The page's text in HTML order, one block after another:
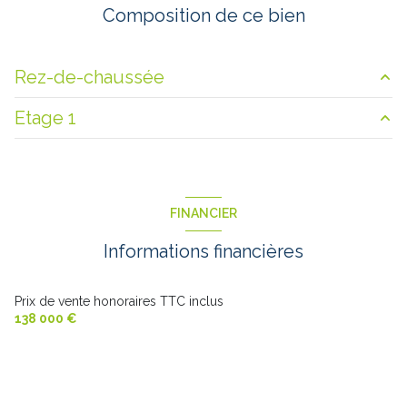
Composition de ce bien
Rez-de-chaussée
entrée
Etage 1
buanderie
FINANCIER
Informations financières
Prix de vente honoraires TTC inclus
138 000 €